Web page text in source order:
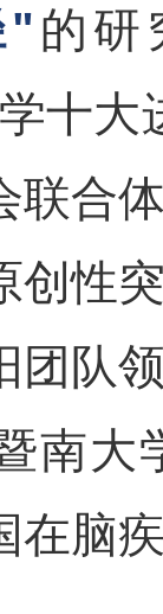
"的研
十
联合
创性
团队
南大
在脑